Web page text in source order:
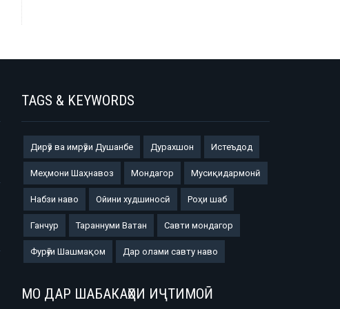
TAGS & KEYWORDS
Дирӯз ва имрӯзи Душанбе Дурахшон Истеъдод
Меҳмони Шаҳнавоз Мондагор Мусиқидармонӣ
Набзи наво Ойини худшиносӣ Роҳи шаб
Ганчур Тараннуми Ватан Савти мондагор
Фурӯғи Шашмақом Дар олами савту наво
МО ДАР ШАБАКАҲОИ ИҶТИМОӢ